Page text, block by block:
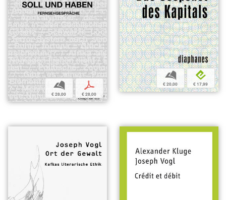
b
€ 28,00
p
€ 28,00
b
€ 20,00
e
€ 17,99